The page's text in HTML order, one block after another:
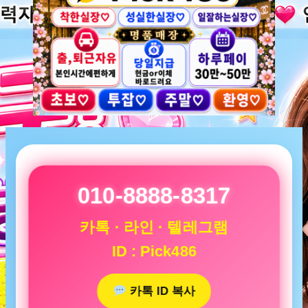
010-8888-8317
카톡 · 라인 · 텔레그램
ID : Pick486
카톡 ID 복사